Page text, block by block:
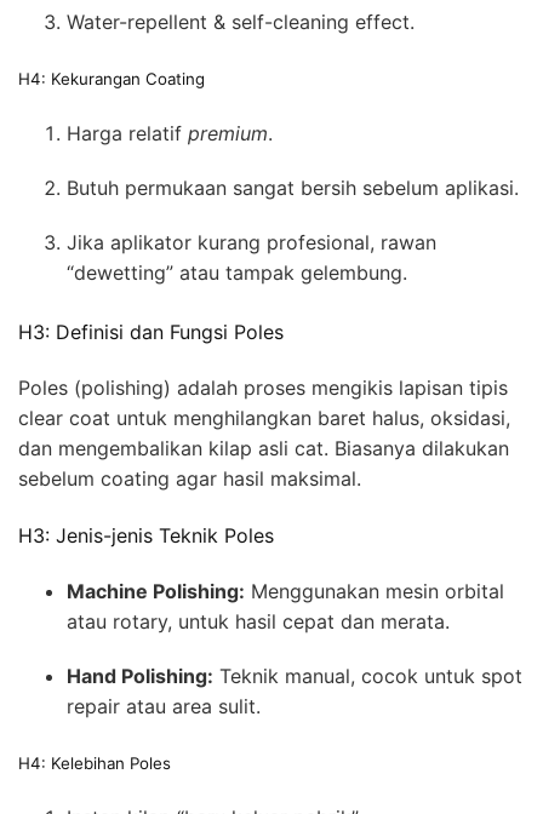
Water-repellent & self-cleaning effect.
H4: Kekurangan Coating
Harga relatif premium.
Butuh permukaan sangat bersih sebelum aplikasi.
Jika aplikator kurang profesional, rawan
“dewetting” atau tampak gelembung.
H3: Definisi dan Fungsi Poles
Poles (polishing) adalah proses mengikis lapisan tipis
clear coat untuk menghilangkan baret halus, oksidasi,
dan mengembalikan kilap asli cat. Biasanya dilakukan
sebelum coating agar hasil maksimal.
H3: Jenis-jenis Teknik Poles
Machine Polishing: Menggunakan mesin orbital
atau rotary, untuk hasil cepat dan merata.
Hand Polishing: Teknik manual, cocok untuk spot
repair atau area sulit.
H4: Kelebihan Poles